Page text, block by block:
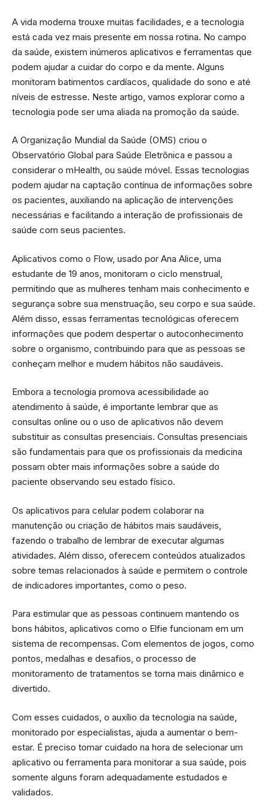
A vida moderna trouxe muitas facilidades, e a tecnologia
está cada vez mais presente em nossa rotina. No campo
da saúde, existem inúmeros aplicativos e ferramentas que
podem ajudar a cuidar do corpo e da mente. Alguns
monitoram batimentos cardíacos, qualidade do sono e até
níveis de estresse. Neste artigo, vamos explorar como a
tecnologia pode ser uma aliada na promoção da saúde.
A Organização Mundial da Saúde (OMS) criou o
Observatório Global para Saúde Eletrônica e passou a
considerar o mHealth, ou saúde móvel. Essas tecnologias
podem ajudar na captação contínua de informações sobre
os pacientes, auxiliando na aplicação de intervenções
necessárias e facilitando a interação de profissionais de
saúde com seus pacientes.
Aplicativos como o Flow, usado por Ana Alice, uma
estudante de 19 anos, monitoram o ciclo menstrual,
permitindo que as mulheres tenham mais conhecimento e
segurança sobre sua menstruação, seu corpo e sua saúde.
Além disso, essas ferramentas tecnológicas oferecem
informações que podem despertar o autoconhecimento
sobre o organismo, contribuindo para que as pessoas se
conheçam melhor e mudem hábitos não saudáveis.
Embora a tecnologia promova acessibilidade ao
atendimento à saúde, é importante lembrar que as
consultas online ou o uso de aplicativos não devem
substituir as consultas presenciais. Consultas presenciais
são fundamentais para que os profissionais da medicina
possam obter mais informações sobre a saúde do
paciente observando seu estado físico.
Os aplicativos para celular podem colaborar na
manutenção ou criação de hábitos mais saudáveis,
fazendo o trabalho de lembrar de executar algumas
atividades. Além disso, oferecem conteúdos atualizados
sobre temas relacionados à saúde e permitem o controle
de indicadores importantes, como o peso.
Para estimular que as pessoas continuem mantendo os
bons hábitos, aplicativos como o Elfie funcionam em um
sistema de recompensas. Com elementos de jogos, como
pontos, medalhas e desafios, o processo de
monitoramento de tratamentos se torna mais dinâmico e
divertido.
Com esses cuidados, o auxílio da tecnologia na saúde,
monitorado por especialistas, ajuda a aumentar o bem-
estar. É preciso tomar cuidado na hora de selecionar um
aplicativo ou ferramenta para monitorar a sua saúde, pois
somente alguns foram adequadamente estudados e
validados.